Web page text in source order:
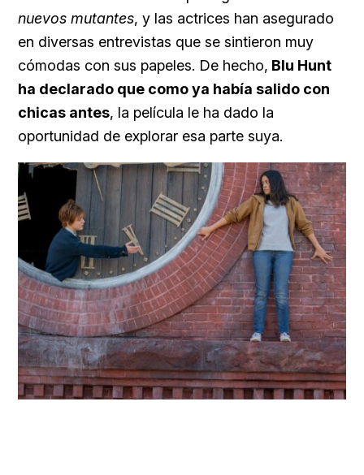
nuevos mutantes, y las actrices han asegurado
en diversas entrevistas que se sintieron muy
cómodas con sus papeles. De hecho, Blu Hunt
ha declarado que como ya había salido con
chicas antes, la película le ha dado la
oportunidad de explorar esa parte suya.